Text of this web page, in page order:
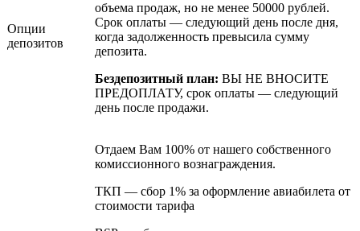
Опции
депозитов
объема продаж, но не менее 50000 рублей.
Срок оплаты — следующий день после дня,
когда задолженность превысила сумму
депозита.
Бездепозитный план: ВЫ НЕ ВНОСИТЕ
ПРЕДОПЛАТУ, срок оплаты — следующий
день после продажи.
Отдаем Вам 100% от нашего собственного
комиссионного вознаграждения.
ТКП — сбор 1% за оформление авиабилета от
стоимости тарифа